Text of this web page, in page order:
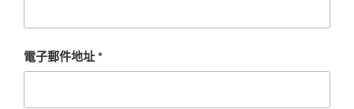
電子郵件地址*